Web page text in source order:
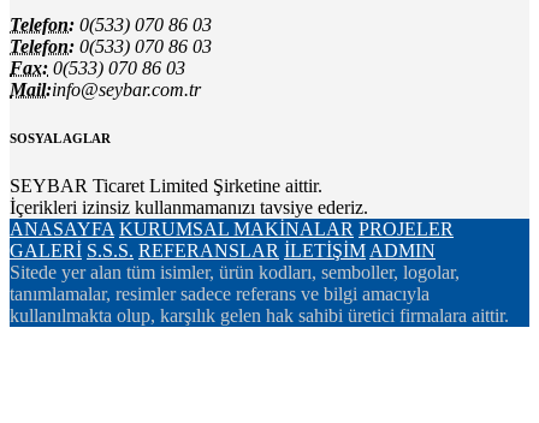
Telefon: 0(533) 070 86 03
Telefon: 0(533) 070 86 03
Fax: 0(533) 070 86 03
Mail:info@seybar.com.tr
SOSYAL AGLAR
SEYBAR Ticaret Limited Şirketine aittir.
İçerikleri izinsiz kullanmamanızı tavsiye ederiz.
ANASAYFA KURUMSAL MAKİNALAR PROJELER
GALERİ S.S.S. REFERANSLAR İLETİŞİM ADMIN
Sitede yer alan tüm isimler, ürün kodları, semboller, logolar,
tanımlamalar, resimler sadece referans ve bilgi amacıyla
kullanılmakta olup, karşılık gelen hak sahibi üretici firmalara aittir.